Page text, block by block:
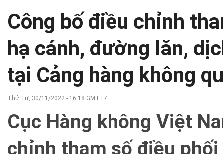
Công bố điều chỉnh
hạ cánh, đường lăn,
tại Cảng hàng không
Thứ Tư, 30/11/2022 - 16:18 GMT+7
Cục Hàng không Việt
chỉnh tham số điều